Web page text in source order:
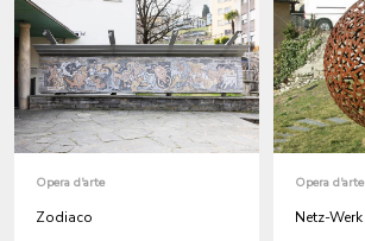
Opera d'arte
Zodiaco
Opera d'arte
Netz-Werk